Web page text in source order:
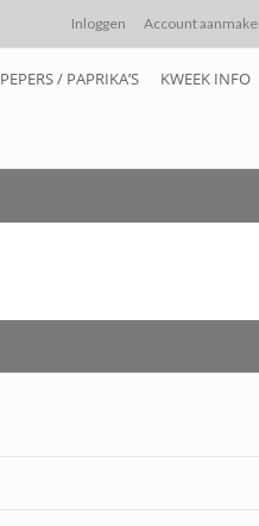
Inloggen Account
PEPERS / PAPRIKA’S KWEEK INFO